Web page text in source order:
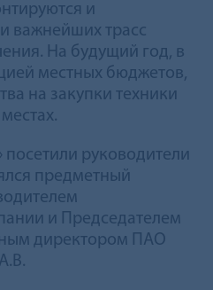
и
важнейших трасс
На будущий год, в
местных бюджетов,
на закупки техники
руководители
предметный
и Председателем
директором ПАО